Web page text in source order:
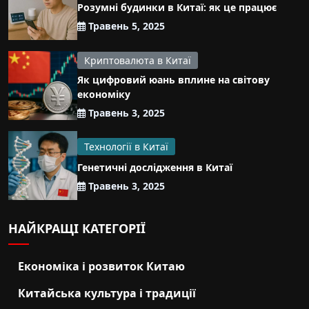
Розумні будинки в Китаї: як це працює
Травень 5, 2025
Криптовалюта в Китаї
Як цифровий юань вплине на світову
економіку
Травень 3, 2025
Технології в Китаї
Генетичні дослідження в Китаї
Травень 3, 2025
НАЙКРАЩІ КАТЕГОРІЇ
Економіка і розвиток Китаю
Китайська культура і традиції